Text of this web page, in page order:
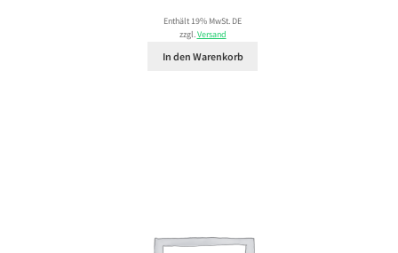
Enthält 19% MwSt. DE
zzgl.Versand
In den Warenkorb